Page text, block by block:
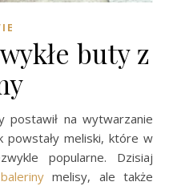
buty z
powstały meliski, które w
popularne. Dzisiaj
balerinymelisy, ale także